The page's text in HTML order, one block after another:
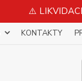
⚠️
KONTAKTY